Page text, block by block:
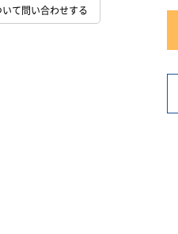
いて問い合わせする